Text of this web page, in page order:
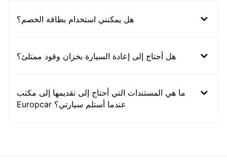
هل يمكنني استخدام بطاقة الخصم؟
هل أحتاج إلى إعادة السيارة بخزان وقود ممتلئ؟
ما هي المستندات التي أحتاج إلى تقديمها إلى مكتب
Europcar عندما أستلم سيارتي؟